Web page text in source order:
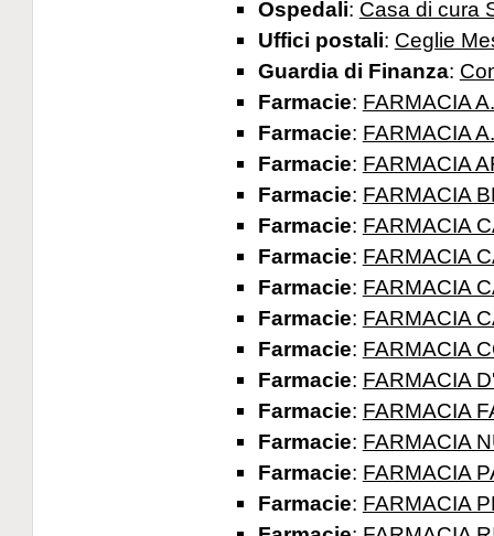
Ospedali: Casa di cura
Uffici postali: Ceglie
Guardia di Finanza:
Farmacie: FARMACIA
Farmacie: FARMACIA
Farmacie: FARMACIA
Farmacie: FARMACIA
Farmacie: FARMACIA
Farmacie: FARMACIA
Farmacie: FARMACIA
Farmacie: FARMACIA
Farmacie: FARMACIA
Farmacie: FARMACIA
Farmacie: FARMACIA
Farmacie: FARMACIA
Farmacie: FARMACIA
Farmacie: FARMACIA